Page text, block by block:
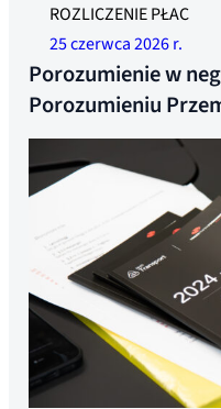
ROZLICZENIE PŁAC
25 czerwca 2026 r.
Porozumienie w
Porozumieniu